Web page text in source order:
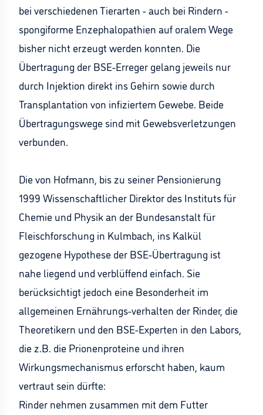
bei verschiedenen Tierarten - auch bei Rindern -
spongiforme Enzephalopathien auf oralem Wege
bisher nicht erzeugt werden konnten. Die
Übertragung der BSE-Erreger gelang jeweils nur
durch Injektion direkt ins Gehirn sowie durch
Transplantation von infiziertem Gewebe. Beide
Übertragungswege sind mit Gewebsverletzungen
verbunden.
Die von Hofmann, bis zu seiner Pensionierung
1999 Wissenschaftlicher Direktor des Instituts für
Chemie und Physik an der Bundesanstalt für
Fleischforschung in Kulmbach, ins Kalkül
gezogene Hypothese der BSE-Übertragung ist
nahe liegend und verblüffend einfach. Sie
berücksichtigt jedoch eine Besonderheit im
allgemeinen Ernährungs-verhalten der Rinder, die
Theoretikern und den BSE-Experten in den Labors,
die z.B. die Prionenproteine und ihren
Wirkungsmechanismus erforscht haben, kaum
vertraut sein dürfte:
Rinder nehmen zusammen mit dem Futter